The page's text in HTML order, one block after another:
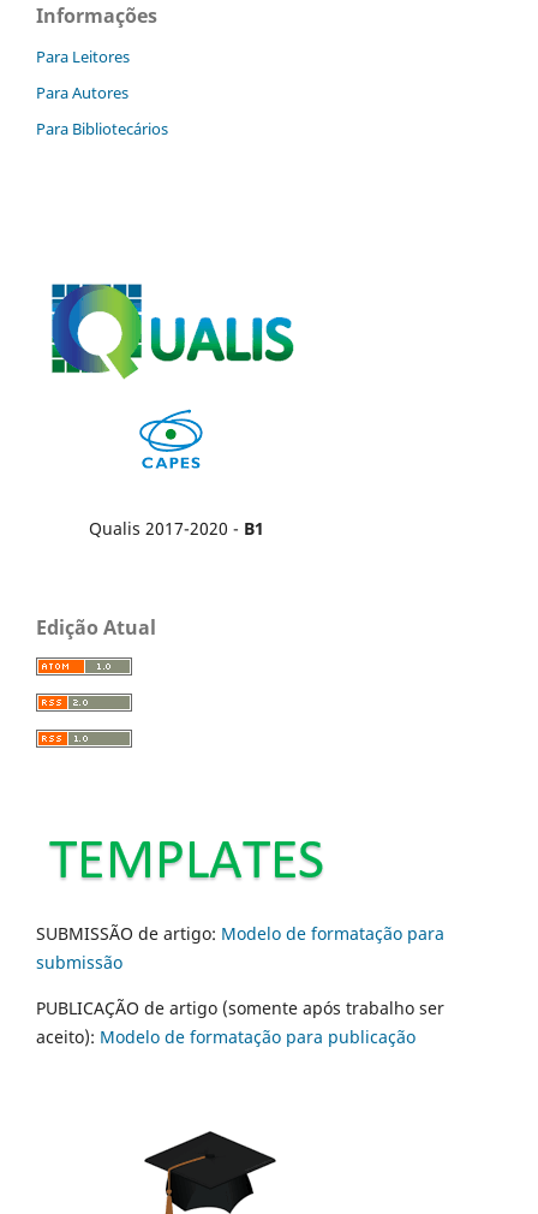
Informações
Para Leitores
Para Autores
Para Bibliotecários
Qualis 2017-2020 - B1
Edição Atual
SUBMISSÃO de artigo: Modelo de formatação para
submissão
PUBLICAÇÃO de artigo (somente após trabalho ser
aceito): Modelo de formatação para publicação